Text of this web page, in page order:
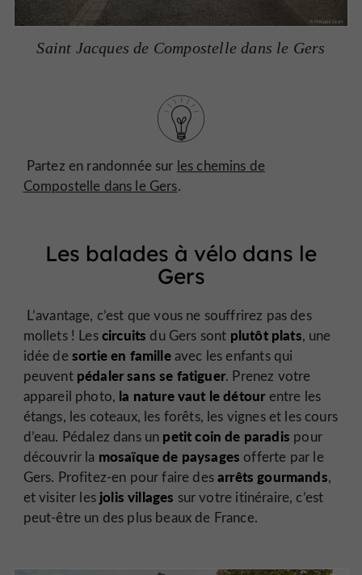
Saint Jacques de Compostelle dans le Gers
Partez en randonnée sur les chemins de
Compostelle dans le Gers.
Les balades à vélo dans le
Gers
L’avantage, c’est que vous ne souffrirez pas des
mollets ! Lescircuits du Gers sont plutôt plats, une
idée desortie en familleavec les enfants qui
peuvent pédaler sans se fatiguer. Prenez votre
appareil photo, la nature vaut le détourentre les
étangs, les coteaux, les forêts, les vignes et les cours
d’eau. Pédalez dans un petit coin de paradis pour
découvrir la mosaïque de paysages offerte par le
Gers. Profitez-en pour faire desarrêts gourmands,
et visiter lesjolis villages sur votre itinéraire, c’est
peut-être un des plus beaux de France.